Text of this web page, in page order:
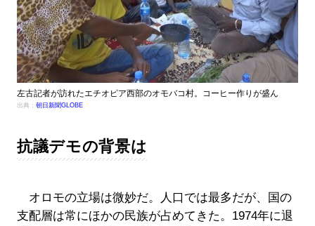
左古記者が訪れたエチオピア西部のオモバコ村。コーヒー作りが盛ん
出典： 朝日新聞GLOBE
抗議デモの背景は
オロモの立場は微妙だ。人口では最多だが、国の
支配層は常にほかの民族が占めてきた。1974年に退